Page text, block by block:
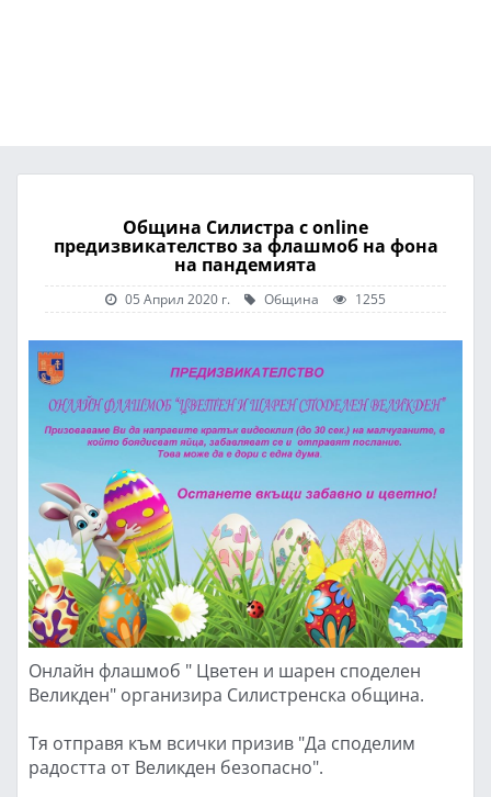
Община Силистра с оnline
предизвикателство за флашмоб на фона
на пандемията
05 Април 2020 г. Община 1255
Онлайн флашмоб " Цветен и шарен споделен
Великден" организира Силистренска община.
Тя отправя към всички призив "Да споделим
радостта от Великден безопасно".